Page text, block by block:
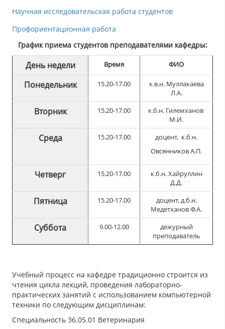
Научная исследовательская работа студентов
Профориентационная работа
График приема студентов преподавателями кафедры:
День недели Время ФИО
Понедельник 15.20-17.00
к.в.н. Муллакаева
Л.А.
Вторник 15.20-17.00
к.б.н. Гилемханов
М.И.
Среда 15.20-17.00
доцент, к.б.н.
Овсянников А.П.
Четверг 15.20-17.00
к.б.н. Хайруллин
Д.Д.
Пятница 15.20-17.00
доцент, д.б.н.
Медетханов Ф.А.
Суббота 9.00-12.00
дежурный
преподаватель
Учебный процесс на кафедре традиционно строится из
чтения цикла лекций, проведения лабораторно-
практических занятий с использованием компьютерной
техники по следующим дисциплинам:
Специальность 36.05.01 Ветеринария